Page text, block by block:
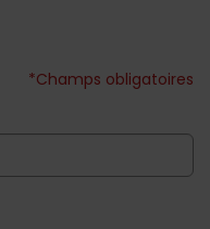
*Champs obligatoires